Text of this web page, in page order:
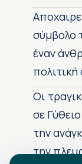
σύμβολο
έναν
Οι
σε
την
την